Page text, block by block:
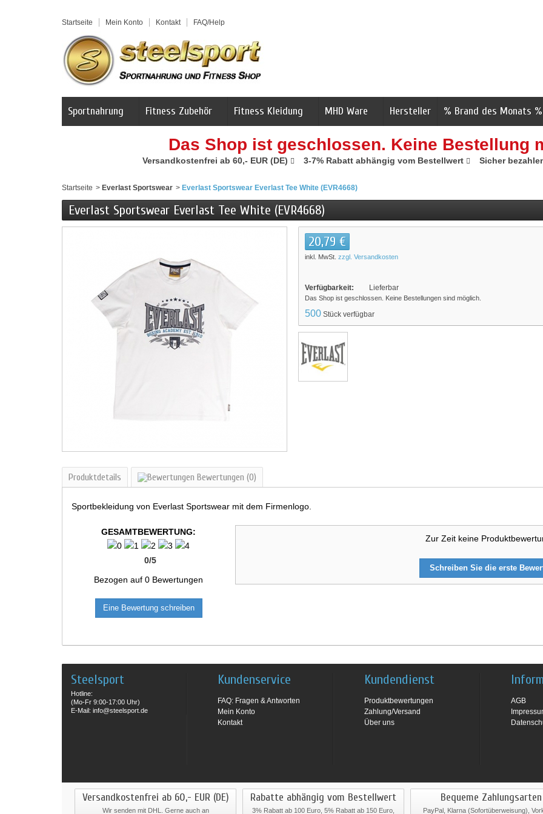
Startseite Mein Konto Kontakt FAQ/Help
Sportnahrung Fitness Zubehör Fitness Kleidung MHD Ware Hersteller % Brand des Monats %
Das Shop ist geschlossen. Keine Bestellung
Versandkostenfrei ab 60,- EUR (DE) 3-7% Rabatt abhängig vom Bestellwert Sicher
Startseite > Everlast Sportswear > Everlast Sportswear Everlast Tee White (EVR4668)
Everlast Sportswear Everlast Tee White (EVR4668)
20,79 €
inkl. MwSt. zzgl. Versandkosten
Verfügbarkeit: Lieferbar
Das Shop ist geschlossen. Keine Bestellungen sind möglich.
500 Stück verfügbar
Produktdetails Bewertungen (0)
Sportbekleidung von Everlast Sportswear mit dem Firmenlogo.
GESAMTBEWERTUNG:
0/5
Bezogen auf0 Bewertungen
Eine Bewertung schreiben
Zur Zeit keine
Schreiben Sie die erste
Steelsport
Hotline:
(Mo-Fr 9:00-17:00 Uhr)
E-Mail: info@steelsport.de
Kundenservice
FAQ: Fragen & Antworten
Mein Konto
Kontakt
Kundendienst
Produktbewertungen
Zahlung/Versand
Über uns
AGB
Versandkostenfrei ab 60,- EUR (DE)
Wir senden mit DHL. Gerne auch an
Rabatte abhängig vom Bestellwert
3% Rabatt ab 100 Euro, 5% Rabatt ab 150 Euro,
Bequeme Zahlungsarten
PayPal, Klarna (Sofortüberweisung),